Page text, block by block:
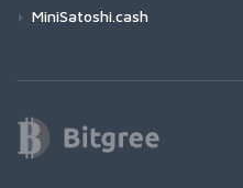
MiniSatoshi.cash